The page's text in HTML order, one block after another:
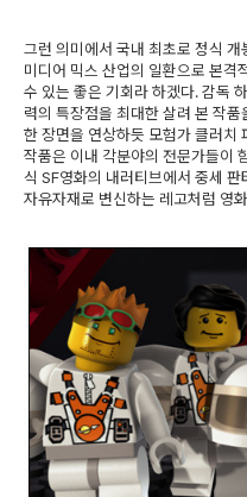
그런 의미에서 국내 최초로 정식
미디어 믹스 산업의 일환으로 본격
수 있는 좋은 기회라 하겠다. 감독
력의 특장점을 최대한 살려 본 작
한 장면을 연상하듯 모험가 클러치
작품은 이내 각분야의 전문가들이
식 SF영화의 내러티브에서 중세
자유자재로 변신하는 레고처럼 영